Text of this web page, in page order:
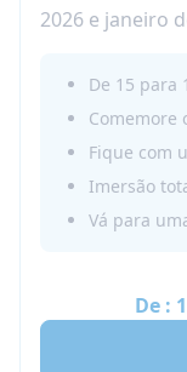
2026 e janeiro
Nacel na
anfitriã
exterior e
a vida de um
novos amigos.
estudantes
de
estudantes
De 15 para
Comemore
Fique com
Imersão
Vá para
De :